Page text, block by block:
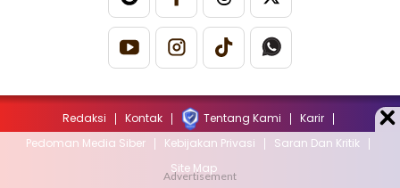
Redaksi Kontak Tentang Kami
Karir
Pedoman Media Siber
Kebijakan Privasi
Saran Dan Kritik
Site Map